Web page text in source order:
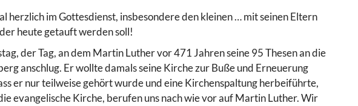
herzlich im Gottesdienst, insbesondere den kleinen … mit seinen Eltern
heute getauft werden soll!
der Tag, an dem Martin Luther vor 471 Jahren seine 95 Thesen an die
anschlug. Er wollte damals seine Kirche zur Buße und Erneuerung
er nur teilweise gehört wurde und eine Kirchenspaltung herbeiführte,
evangelische Kirche, berufen uns nach wie vor auf Martin Luther. Wir